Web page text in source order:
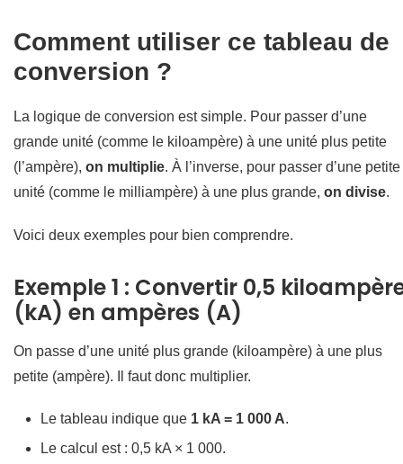
Comment utiliser ce tableau de
conversion ?
La logique de conversion est simple. Pour passer d’une
grande unité (comme le kiloampère) à une unité plus petite
(l’ampère), on multiplie. À l’inverse, pour passer d’une petite
unité (comme le milliampère) à une plus grande, on divise.
Voici deux exemples pour bien comprendre.
Exemple 1 : Convertir 0,5
(kA) en ampères (A)
On passe d’une unité plus grande (kiloampère) à une plus
petite (ampère). Il faut donc multiplier.
Le tableau indique que 1 kA = 1 000 A.
Le calcul est : 0,5 kA × 1 000.